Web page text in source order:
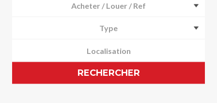
Acheter / Louer / Ref
Type
RECHERCHER